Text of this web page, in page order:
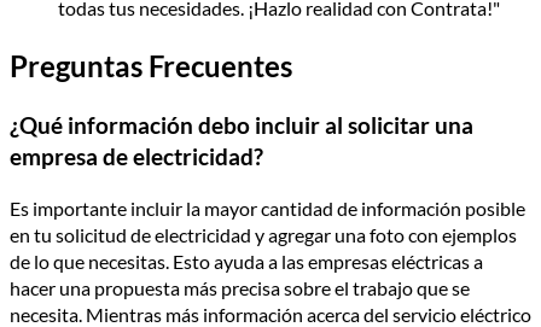
todas tus necesidades. ¡Hazlo realidad con Contrata!"
Preguntas Frecuentes
¿Qué información debo incluir al solicitar una
empresa de electricidad?
Es importante incluir la mayor cantidad de información posible
en tu solicitud de electricidad y agregar una foto con ejemplos
de lo que necesitas. Esto ayuda a las empresas eléctricas a
hacer una propuesta más precisa sobre el trabajo que se
necesita. Mientras más información acerca del servicio eléctrico